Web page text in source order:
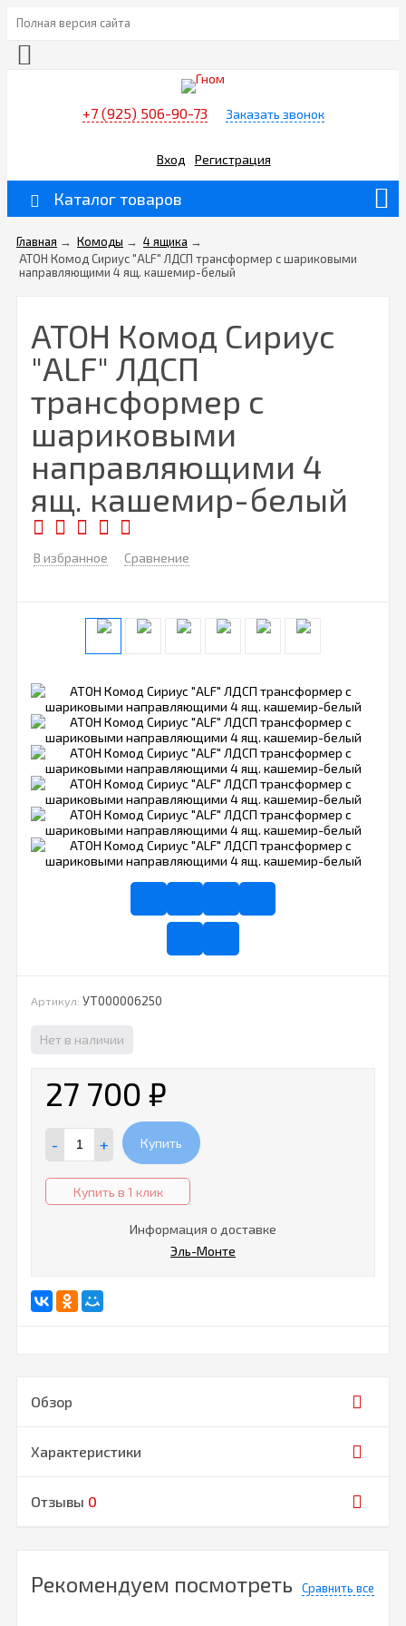
Полная версия сайта
+7 (925) 506-90-73 Заказать звонок
Вход Регистрация
Каталог товаров
Главная → Комоды → 4 ящика →
АТОН Комод Сириус "ALF" ЛДСП трансформер с шариковыми
направляющими 4 ящ. кашемир-белый
АТОН Комод Сириус
"ALF" ЛДСП
трансформер с
шариковыми
направляющими 4
ящ. кашемир-белый
В избранное Сравнение
Артикул: УТ000006250
Нет в наличии
27 700 ₽
- + Купить
Купить в 1 клик
Информация о доставке
Эль-Монте
Обзор
Характеристики
Отзывы 0
Рекомендуем посмотреть Сравнить все